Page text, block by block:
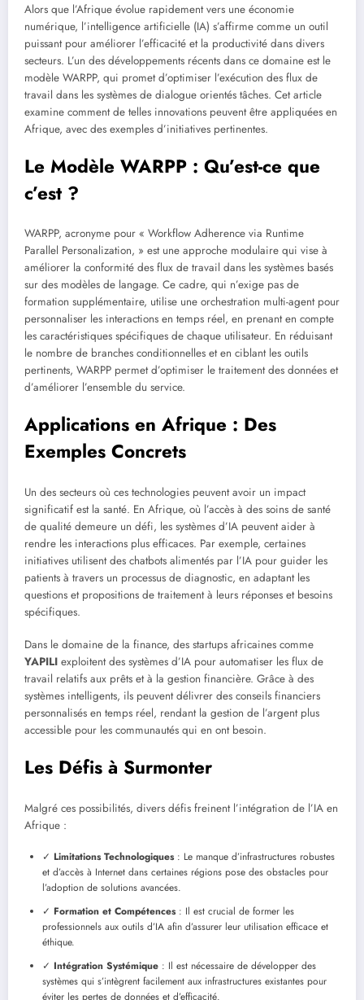
Alors que l’Afrique évolue rapidement vers une économie
numérique, l’intelligence artificielle (IA) s’affirme comme un outil
puissant pour améliorer l’efficacité et la productivité dans divers
secteurs. L’un des développements récents dans ce domaine est le
modèle WARPP, qui promet d’optimiser l’exécution des flux de
travail dans les systèmes de dialogue orientés tâches. Cet article
examine comment de telles innovations peuvent être appliquées en
Afrique, avec des exemples d’initiatives pertinentes.
Le Modèle WARPP : Qu’est-ce que
c’est ?
WARPP, acronyme pour « Workflow Adherence via Runtime
Parallel Personalization, » est une approche modulaire qui vise à
améliorer la conformité des flux de travail dans les systèmes basés
sur des modèles de langage. Ce cadre, qui n’exige pas de
formation supplémentaire, utilise une orchestration multi-agent pour
personnaliser les interactions en temps réel, en prenant en compte
les caractéristiques spécifiques de chaque utilisateur. En réduisant
le nombre de branches conditionnelles et en ciblant les outils
pertinents, WARPP permet d’optimiser le traitement des données et
d’améliorer l’ensemble du service.
Applications en Afrique : Des
Exemples Concrets
Un des secteurs où ces technologies peuvent avoir un impact
significatif est la santé. En Afrique, où l’accès à des soins de santé
de qualité demeure un défi, les systèmes d’IA peuvent aider à
rendre les interactions plus efficaces. Par exemple, certaines
initiatives utilisent des chatbots alimentés par l’IA pour guider les
patients à travers un processus de diagnostic, en adaptant les
questions et propositions de traitement à leurs réponses et besoins
spécifiques.
Dans le domaine de la finance, des startups africaines comme
YAPILI exploitent des systèmes d’IA pour automatiser les flux de
travail relatifs aux prêts et à la gestion financière. Grâce à des
systèmes intelligents, ils peuvent délivrer des conseils financiers
personnalisés en temps réel, rendant la gestion de l’argent plus
accessible pour les communautés qui en ont besoin.
Les Défis à Surmonter
Malgré ces possibilités, divers défis freinent l’intégration de l’IA en
Afrique :
✓ Limitations Technologiques: Le manque d’infrastructures robustes
et d’accès à Internet dans certaines régions pose des obstacles pour
l’adoption de solutions avancées.
✓ Formation et Compétences: Il est crucial de former les
professionnels aux outils d’IA afin d’assurer leur utilisation efficace et
éthique.
✓ Intégration Systémique : Il est nécessaire de développer des
systèmes qui s’intègrent facilement aux infrastructures existantes pour
éviter les pertes de données et d’efficacité.